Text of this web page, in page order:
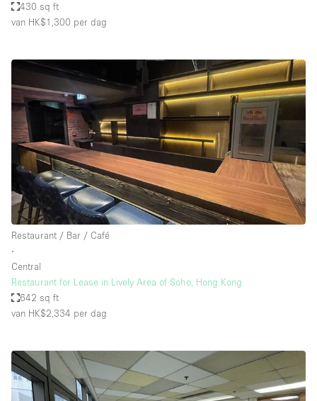
430 sq ft
van HK$1,300 per dag
Restaurant / Bar / Café
∙
Central
Restaurant for Lease in Lively Area of Soho, Hong Kong
642 sq ft
van HK$2,334 per dag